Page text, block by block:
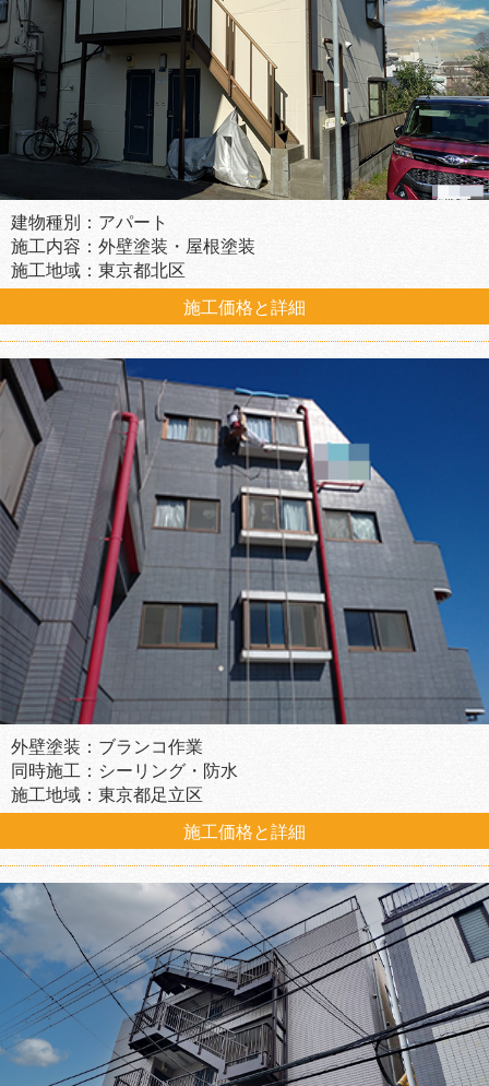
建物種別：アパート
施工内容：外壁塗装・屋根塗装
施工地域：東京都北区
施工価格と詳細
外壁塗装：ブランコ作業
同時施工：シーリング・防水
施工地域：東京都足立区
施工価格と詳細